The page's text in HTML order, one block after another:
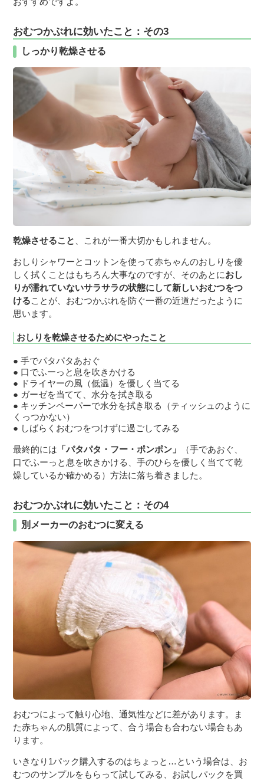
おむつかぶれに効いたこと：その3
しっかり乾燥させる
乾燥させること 、これが一番大切かもしれません。
おしりシャワーとコットンを使って赤ちゃんのおしりを優
しく拭くことはもちろん大事なのですが、そのあとにおし
りが濡れていないサラサラの状態にして新しいおむつをつ
けることが、おむつかぶれを防ぐ一番の近道だったように
思います。
おしりを乾燥させるためにやったこと
手でパタパタあおぐ
口でふーっと息を吹きかける
ドライヤーの風（低温）を優しく当てる
ガーゼを当てて、水分を拭き取る
キッチンペーパーで水分を拭き取る（ティッシュのように
くっつかない）
しばらくおむつをつけずに過ごしてみる
最終的には 「パタパタ・フー・ポンポン」
（手であおぐ、
口でふーっと息を吹きかける、手のひらを優しく当てて乾
燥しているか確かめる）方法に落ち着きました。
おむつかぶれに効いたこと：その4
別メーカーのおむつに変える
おむつによって触り心地、通気性などに差があります。ま
た赤ちゃんの肌質によって、合う場合も合わない場合もあ
ります。
いきなり1パック購入するのはちょっと…という場合は、お
むつのサンプルをもらって試してみる、お試しパックを買